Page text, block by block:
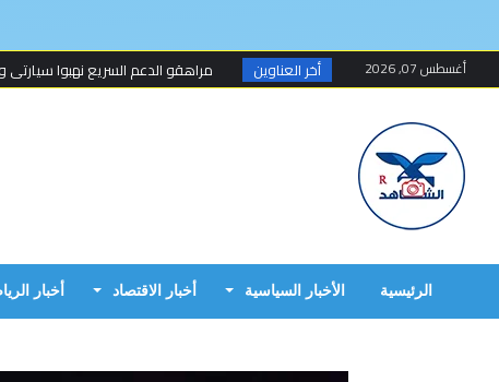
أغسطس 07, 2026 أخر العناوين
مراهقو الدعم السريع نهبوا
الرئيسية الأخبار السياسية أخبار الاقتصاد أخبار